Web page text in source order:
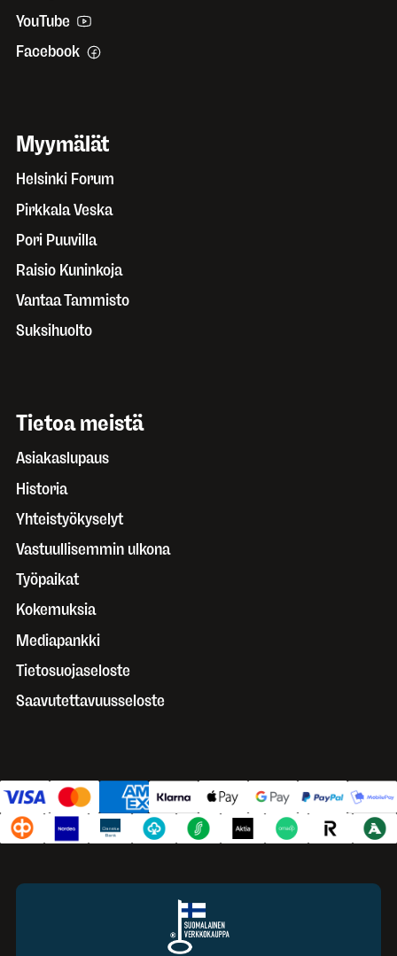
YouTube
Facebook
Myymälät
Helsinki Forum
Pirkkala Veska
Pori Puuvilla
Raisio Kuninkoja
Vantaa Tammisto
Suksihuolto
Tietoa meistä
Asiakaslupaus
Historia
Yhteistyökyselyt
Vastuullisemmin ulkona
Työpaikat
Kokemuksia
Mediapankki
Tietosuojaseloste
Saavutettavuusseloste